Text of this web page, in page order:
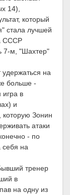
14),
который
стала лучшей
СССР
7-м, "Шахтер"
на
больше -
в
и
которую Зонин
атаки
- по
себя на
тренер
в
на одну из